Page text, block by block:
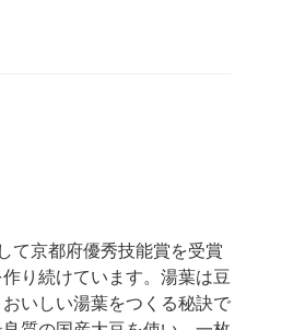
て京都府優秀技能賞を受賞
り続けています。湯葉は豆
いしい湯葉をつくる秘訣で